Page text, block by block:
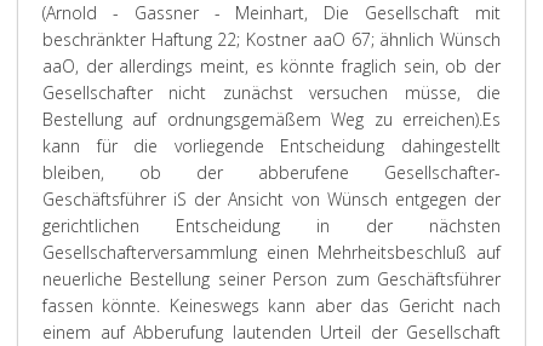
(Arnold - Gassner - Meinhart, Die Gesellschaft mit
beschränkter Haftung 22; Kostner aaO 67; ähnlich Wünsch
aaO, der allerdings meint, es könnte fraglich sein, ob der
Gesellschafter nicht zunächst versuchen müsse, die
Bestellung auf ordnungsgemäßem Weg zu erreichen).Es
kann für die vorliegende Entscheidung dahingestellt
bleiben, ob der abberufene Gesellschafter-
Geschäftsführer iS der Ansicht von Wünsch entgegen der
gerichtlichen Entscheidung in der nächsten
Gesellschafterversammlung einen Mehrheitsbeschluß auf
neuerliche Bestellung seiner Person zum Geschäftsführer
fassen könnte. Keineswegs kann aber das Gericht nach
einem auf Abberufung lautenden Urteil der Gesellschaft